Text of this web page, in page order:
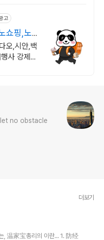
고
쇼핑,노
오,시안,백
사 강제쇼
no obstacle
더보기
, 温家宝총리의 이란... 1. 防经